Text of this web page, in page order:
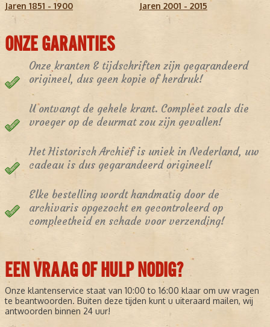
Jaren 1851 - 1900 Jaren 2001 - 2015
ONZE GARANTIES
Onze kranten & tijdschriften zijn gegarandeerd
origineel, dus geen kopie of herdruk!
U ontvangt de gehele krant. Compleet zoals die
vroeger op de deurmat zou zijn gevallen!
Het Historisch Archief is uniek in Nederland, uw
cadeau is dus gegarandeerd origineel!
Elke bestelling wordt handmatig door de
archivaris opgezocht en gecontroleerd op
compleetheid en schade voor verzending!
EEN VRAAG OF HULP NODIG?
Onze klantenservice staat van 10:00 to 16:00 klaar om uw vragen
te beantwoorden. Buiten deze tijden kunt u uiteraard mailen, wij
antwoorden binnen 24 uur!